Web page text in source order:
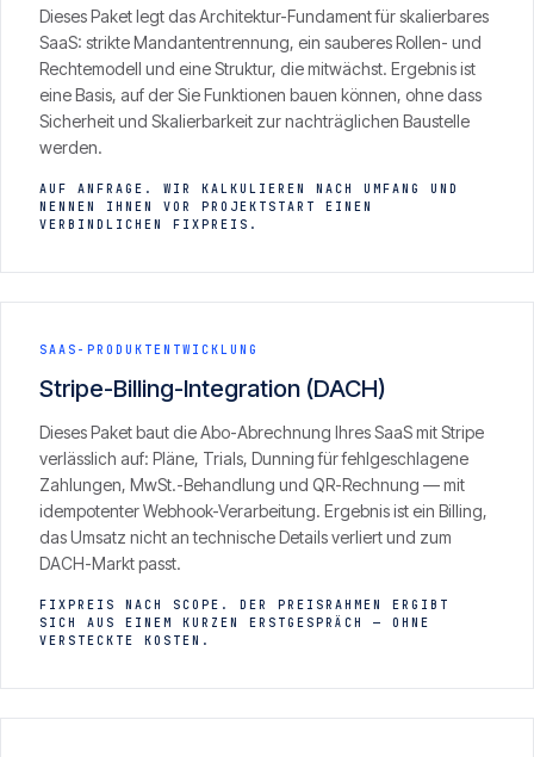
Dieses Paket legt das Architektur-Fundament für skalierbares
SaaS: strikte Mandantentrennung, ein sauberes Rollen- und
Rechtemodell und eine Struktur, die mitwächst. Ergebnis ist
eine Basis, auf der Sie Funktionen bauen können, ohne dass
Sicherheit und Skalierbarkeit zur nachträglichen Baustelle
werden.
AUF ANFRAGE. WIR KALKULIEREN NACH UMFANG UND
NENNEN IHNEN VOR PROJEKTSTART EINEN
VERBINDLICHEN FIXPREIS.
SAAS-PRODUKTENTWICKLUNG
Stripe-Billing-Integration (DACH)
Dieses Paket baut die Abo-Abrechnung Ihres SaaS mit Stripe
verlässlich auf: Pläne, Trials, Dunning für fehlgeschlagene
Zahlungen, MwSt.-Behandlung und QR-Rechnung — mit
idempotenter Webhook-Verarbeitung. Ergebnis ist ein Billing,
das Umsatz nicht an technische Details verliert und zum
DACH-Markt passt.
FIXPREIS NACH SCOPE. DER PREISRAHMEN ERGIBT
SICH AUS EINEM KURZEN ERSTGESPRÄCH — OHNE
VERSTECKTE KOSTEN.